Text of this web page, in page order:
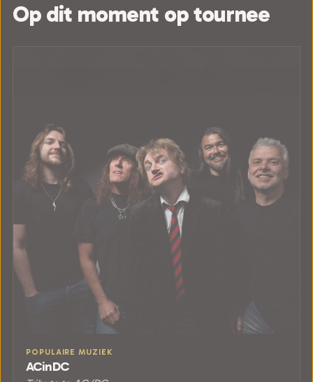
Op dit moment op tournee
POPULAIRE MUZIEK
ACinDC